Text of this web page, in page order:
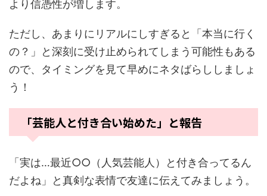
より信憑性が増します。
ただし、あまりにリアルにしすぎると「本当に行く
の？」と深刻に受け止められてしまう可能性もある
ので、タイミングを見て早めにネタばらししましょ
う！
「芸能人と付き合い始めた」と報告
「実は…最近○○（人気芸能人）と付き合ってるん
だよね」と真剣な表情で友達に伝えてみましょう。